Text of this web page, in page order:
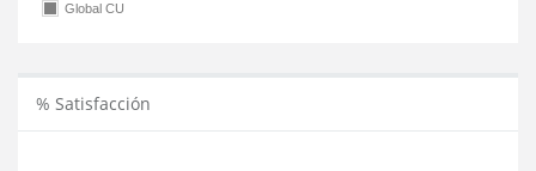
Global CU
% Satisfacción